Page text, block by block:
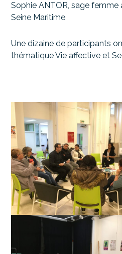
Sophie ANTOR, sage
Seine Maritime
Une dizaine de participants
thématique Vie affective et